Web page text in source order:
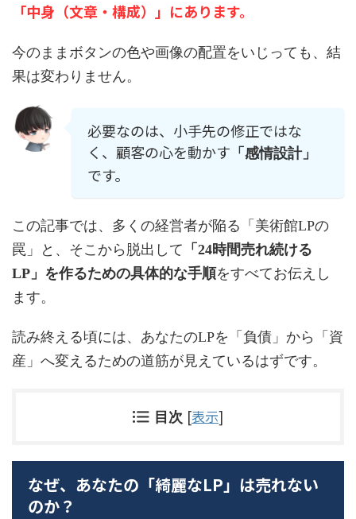
「中身（文章・構成）」にあります。
今のままボタンの色や画像の配置をいじっても、結
果は変わりません。
必要なのは、小手先の修正ではな
く、顧客の心を動かす 「感情設計」
です。
この記事では、多くの経営者が陥る「美術館LPの
罠」と、そこから脱出して 「24時間売れ続ける
LP」を作るための具体的な手順をすべてお伝えし
ます。
読み終える頃には、あなたのLPを「負債」から「資
産」へ変えるための道筋が見えているはずです。
目次 [表示]
なぜ、あなたの「綺麗なLP」は売れない
のか？